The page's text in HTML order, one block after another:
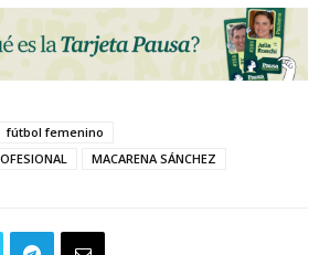
fútbol femenino
MACARENA SÁNCHEZ